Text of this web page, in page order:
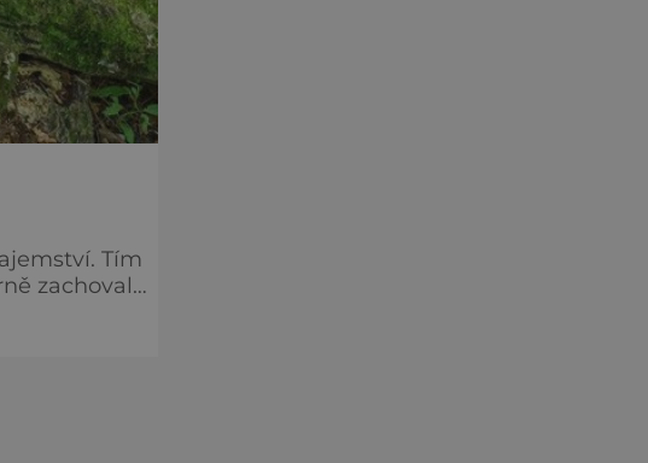
Tím
zachovalé